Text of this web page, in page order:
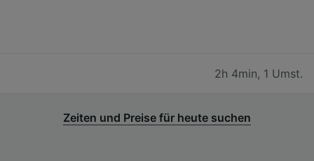
2h 4min, 1 Umst.
Zeiten und Preise für heute suchen